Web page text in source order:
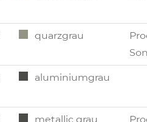
quarzgrau
aluminiumgrau
metallic grau